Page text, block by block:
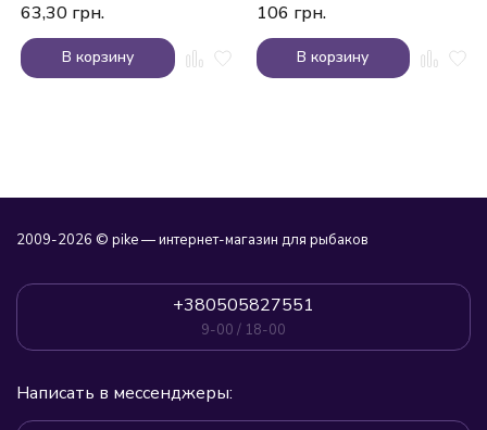
63,30 грн.
В корзину
106 грн.
В корзину
2009-2026 © pike — интернет-магазин для рыбаков
+380505827551
9-00 / 18-00
Написать в мессенджеры: